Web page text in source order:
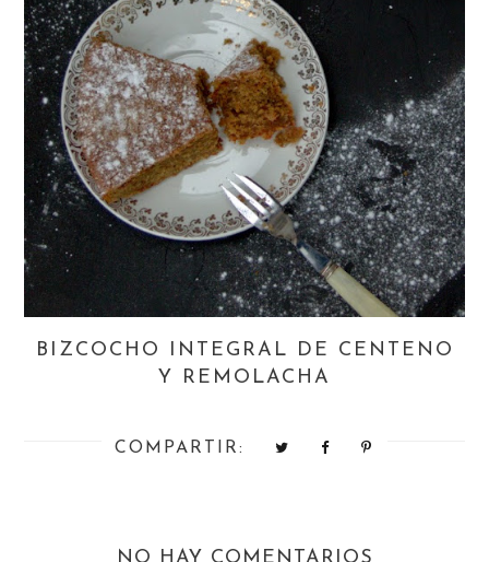
BIZCOCHO INTEGRAL DE CENTENO
Y REMOLACHA
COMPARTIR:
NO HAY COMENTARIOS